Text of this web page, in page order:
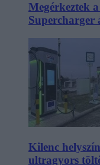
Megérkeztek
Supercharger
Kilenc
ultragyors